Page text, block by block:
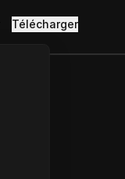
Télécharger